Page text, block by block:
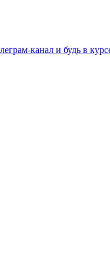
канал и будь в